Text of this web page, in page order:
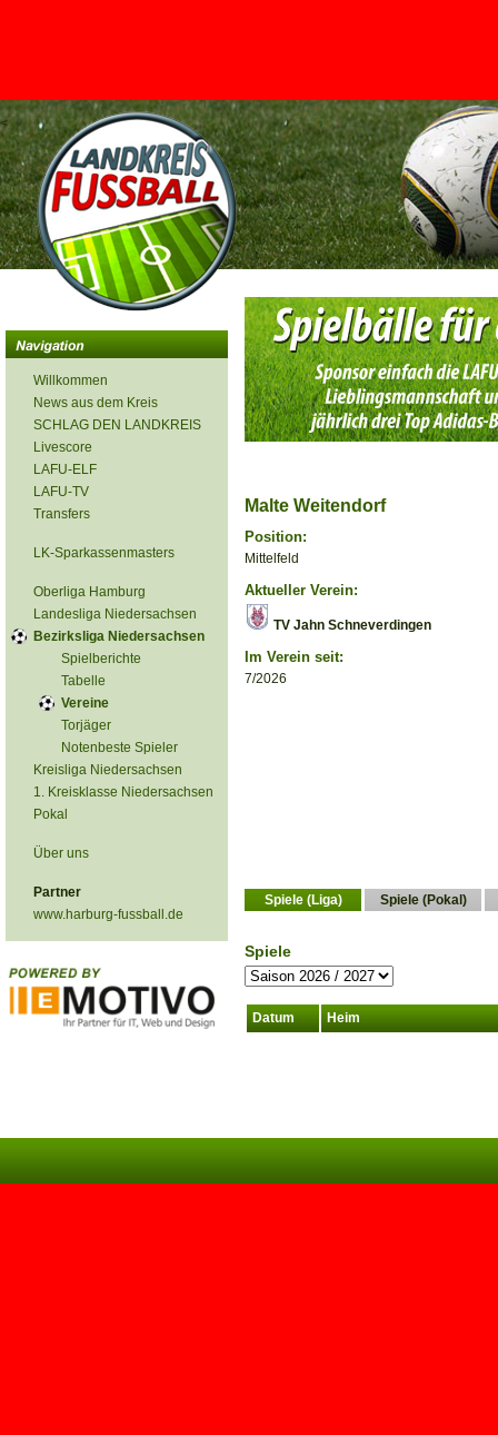
<
Willkommen
News aus dem Kreis
SCHLAG DEN LANDKREIS
Livescore
LAFU-ELF
LAFU-TV
Transfers
LK-Sparkassenmasters
Oberliga Hamburg
Landesliga Niedersachsen
Bezirksliga Niedersachsen
Spielberichte
Tabelle
Vereine
Torjäger
Notenbeste Spieler
Kreisliga Niedersachsen
1. Kreisklasse Niedersachsen
Pokal
Über uns
Partner
www.harburg-fussball.de
Malte Weitendorf
Position:
Mittelfeld
Aktueller Verein:
TV Jahn Schneverdingen
Im Verein seit:
7/2026
Spiele (Liga) Spiele (Pokal)
Spiele
Datum Heim